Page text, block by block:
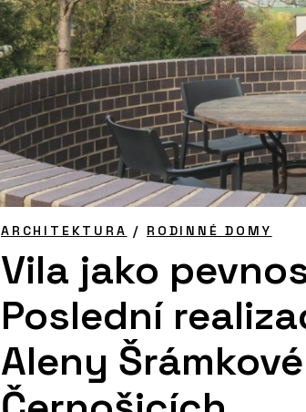
ARCHITEKTURA / RODINNÉ DOMY
Vila jako
Poslední
Aleny